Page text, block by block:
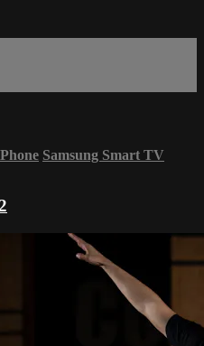
Samsung Smart TV